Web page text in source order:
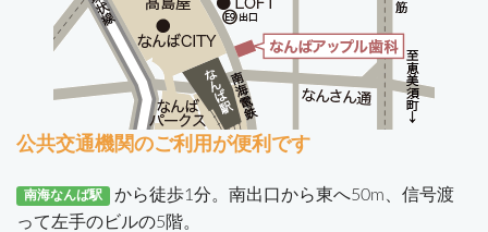
公共交通機関のご利用が便利です
南海なんば駅
から徒歩1分。南出口から東へ50m、信号渡
って左手のビルの5階。